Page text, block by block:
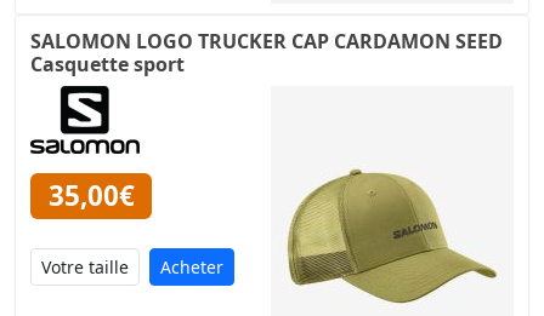
SALOMON LOGO TRUCKER CAP CARDAMON SEED
Casquette sport
35,00€
Acheter